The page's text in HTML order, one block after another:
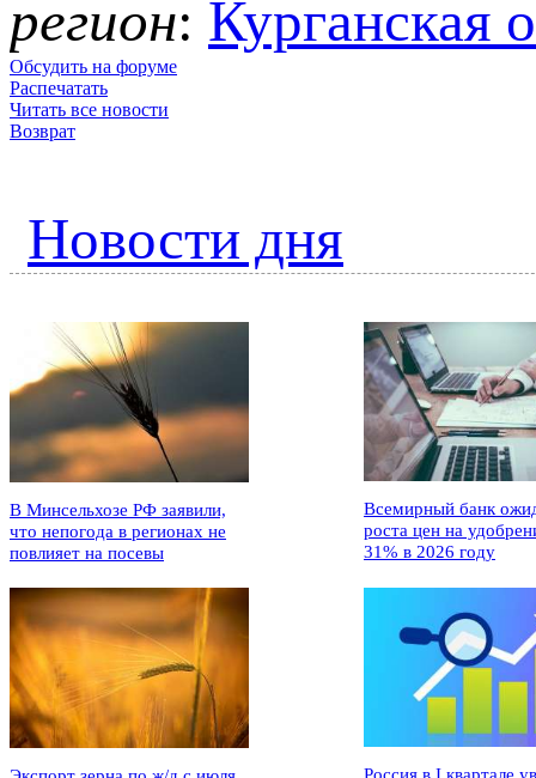
регион: Курганская
Обсудить на форуме
Распечатать
Читать все новости
Возврат
Новости дня
В Минсельхозе РФ заявили,
что непогода в регионах не
повлияет на посевы
Всемирный банк
роста цен на
31% в 2026 году